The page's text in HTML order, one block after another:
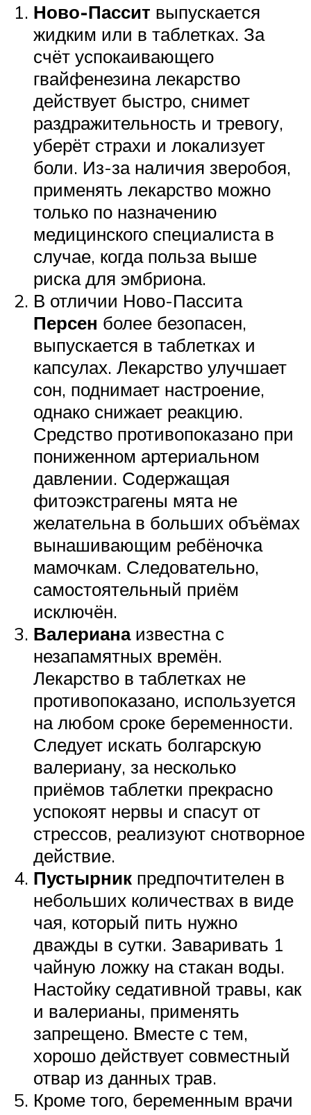
Ново-Пассит выпускается
жидким или в таблетках. За
счёт успокаивающего
гвайфенезина лекарство
действует быстро, снимет
раздражительность и тревогу,
уберёт страхи и локализует
боли. Из-за наличия зверобоя,
применять лекарство можно
только по назначению
медицинского специалиста в
случае, когда польза выше
риска для эмбриона.
В отличии Ново-Пассита
Персен более безопасен,
выпускается в таблетках и
капсулах. Лекарство улучшает
сон, поднимает настроение,
однако снижает реакцию.
Средство противопоказано при
пониженном артериальном
давлении. Содержащая
фитоэкстрагены мята не
желательна в больших объёмах
вынашивающим ребёночка
мамочкам. Следовательно,
самостоятельный приём
исключён.
Валерианаизвестна с
незапамятных времён.
Лекарство в таблетках не
противопоказано, используется
на любом сроке беременности.
Следует искать болгарскую
валериану, за несколько
приёмов таблетки прекрасно
успокоят нервы и спасут от
стрессов, реализуют снотворное
действие.
Пустырник предпочтителен в
небольших количествах в виде
чая, который пить нужно
дважды в сутки. Заваривать 1
чайную ложку на стакан воды.
Настойку седативной травы, как
и валерианы, применять
запрещено. Вместе с тем,
хорошо действует совместный
отвар из данных трав.
Кроме того, беременным врачи